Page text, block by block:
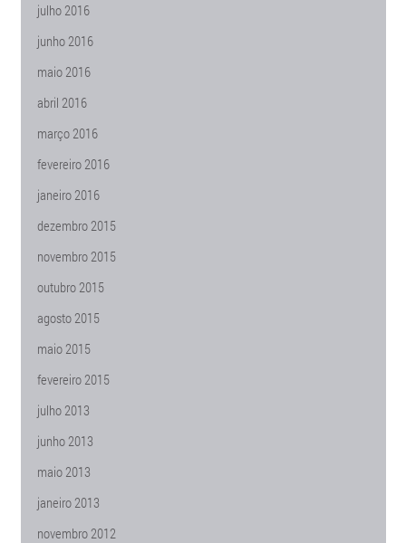
julho 2016
junho 2016
maio 2016
abril 2016
março 2016
fevereiro 2016
janeiro 2016
dezembro 2015
novembro 2015
outubro 2015
agosto 2015
maio 2015
fevereiro 2015
julho 2013
junho 2013
maio 2013
janeiro 2013
novembro 2012